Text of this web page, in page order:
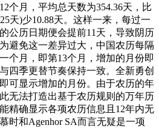
个月，平均总天数为354.36天，比
天)少10.88天。这样一来，每过一
公历日期便会提前11天，导致阴历
避免这一差异过大，中国农历每隔
个月，即第13个月，增加的月份即
四季更替节奏保持一致。全新勇创
可显示增加的月份。由于农历的年
无法打造出基于农历规则的万年历
精确显示各项农历信息且12年内无
时和Agenhor SA而言无疑是一项